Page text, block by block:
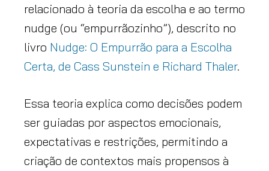
relacionado à teoria da escolha e ao termo
nudge (ou “empurrãozinho”), descrito no
livro Nudge: O Empurrão para a Escolha
Certa, de Cass Sunstein e Richard Thaler.
Essa teoria explica como decisões podem
ser guiadas por aspectos emocionais,
expectativas e restrições, permitindo a
criação de contextos mais propensos à